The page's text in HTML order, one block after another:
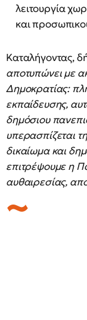
λειτουργία
και
Καταλήγοντας,
αποτυπώνει με
Δημοκρατίας:
εκπαίδευσης,
δημόσιου
υπερασπίζεται
δικαίωμα και
επιτρέψουμε η
αυθαιρεσίας,